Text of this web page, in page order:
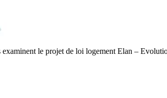
le projet de loi logement Elan –